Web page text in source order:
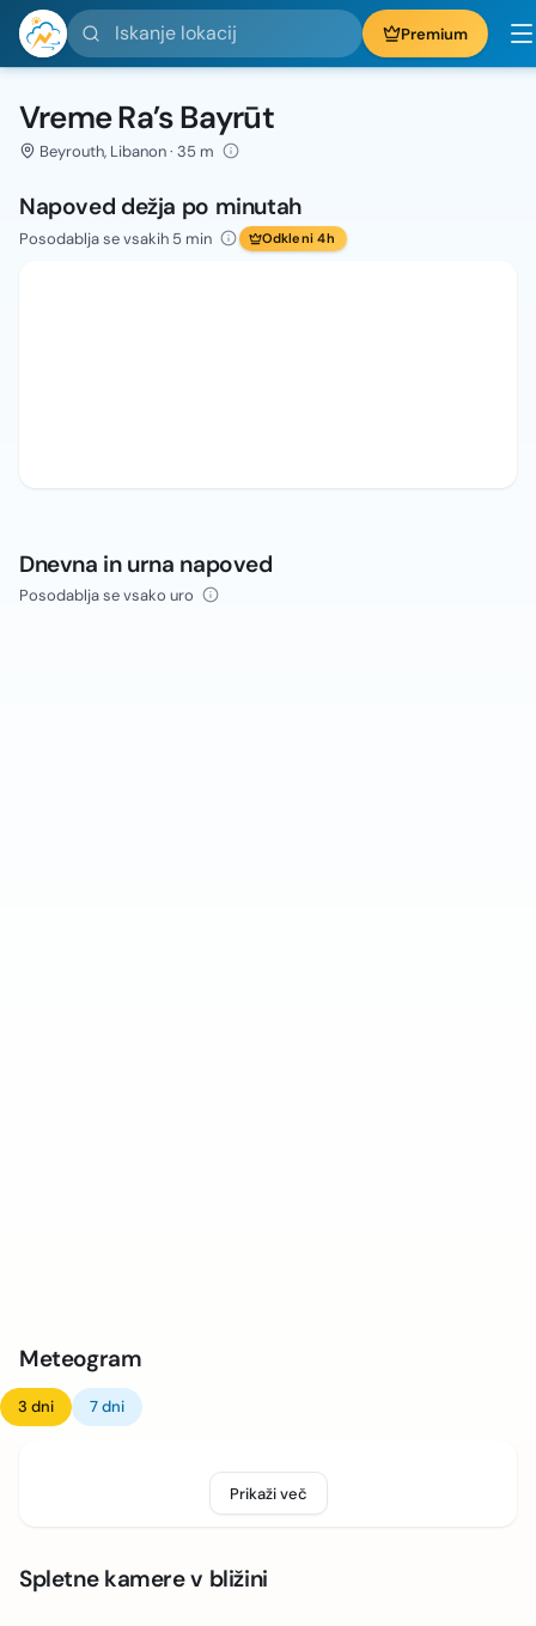
Iskanje lokacij Premium
Vreme Ra’s Bayrūt
Beyrouth, Libanon · 35 m
Napoved dežja po minutah
Posodablja se vsakih 5 min Odkleni 4h
Dnevna in urna napoved
Posodablja se vsako uro
Meteogram
3 dni 7 dni
Prikaži več
Spletne kamere v bližini